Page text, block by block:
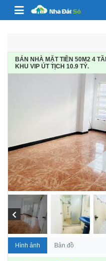
Skip to content
BÁN NHÀ MẶT TIỀN 50M2 4
KHU VIP ÚT TỊCH 10.9 TỶ.
Hình ảnh Bản đồ